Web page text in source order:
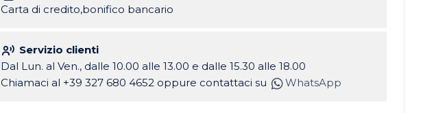
Carta di credito,bonifico bancario
Servizio clienti
Dal Lun. al Ven., dalle 10.00 alle 13.00 e dalle 15.30 alle 18.00
Chiamaci al +39 327 680 4652 oppure contattaci su
WhatsApp